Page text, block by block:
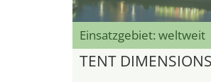
Einsatzgebiet: weltweit
TENT